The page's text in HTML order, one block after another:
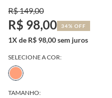
R$ 149,00
R$ 98,00 34% OFF
1X de R$ 98,00 sem juros
SELECIONE A COR:
TAMANHO: